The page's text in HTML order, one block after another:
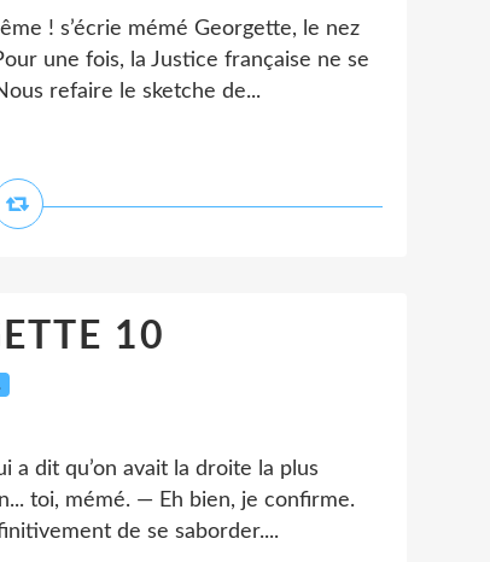
! s’écrie mémé Georgette, le nez
une fois, la Justice française ne se
refaire le sketche de...
10
a dit qu’on avait la droite la plus
toi, mémé. — Eh bien, je confirme.
de se saborder....